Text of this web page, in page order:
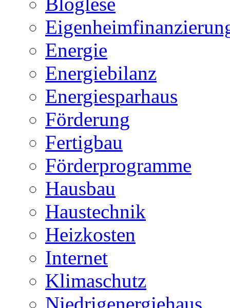
Energie
Energiebilanz
Energiesparhaus
Förderung
Fertigbau
Förderprogramme
Hausbau
Haustechnik
Heizkosten
Internet
Klimaschutz